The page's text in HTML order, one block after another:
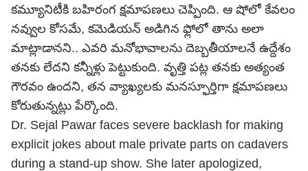
కమ్యూనిటీకి బహిరంగ క్షమాపణలు చెప్పింది. ఆ షోలో కేవలం
నవ్వుల కోసమే, కమెడియన్ అడిగిన ఫ్లోలో తాను అలా
మాట్లాడానని.. ఎవరి మనోభావాలను దెబ్బతీయాలనే ఉద్దేశం
తనకు లేదని కన్నీళ్లు పెట్టుకుంది. వృత్తి పట్ల తనకు అత్యంత
గౌరవం ఉందని, తన వ్యాఖ్యలకు మనస్ఫూర్తిగా క్షమాపణలు
కోరుతున్నట్లు పేర్కొంది.
Dr. Sejal Pawar faces severe backlash for making
explicit jokes about male private parts on cadavers
during a stand-up show. She later apologized,